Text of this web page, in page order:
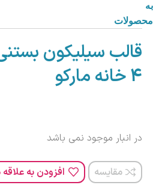
به
محصولات
قالب سیلیکون
4 خانه مارکو
در انبار موجود نمی باشد
مقایسه افزودن به